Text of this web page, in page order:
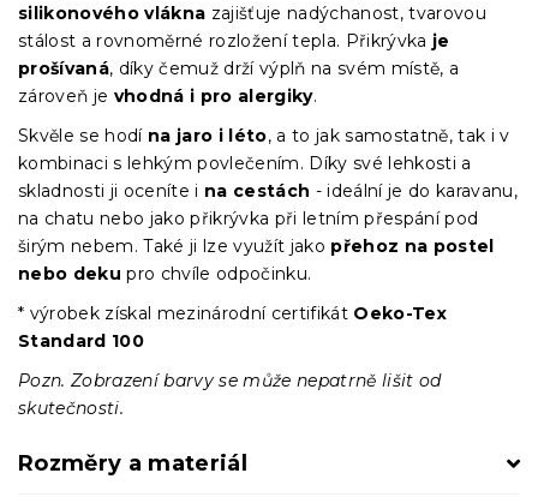
silikonového vlákna zajišťuje nadýchanost, tvarovou
stálost a rovnoměrné rozložení tepla. Přikrývka je
prošívaná, díky čemuž drží výplň na svém místě, a
zároveň je vhodná i pro alergiky.
Skvěle se hodí na jaro i léto, a to jak samostatně, tak i v
kombinaci s lehkým povlečením. Díky své lehkosti a
skladnosti ji oceníte i na cestách - ideální je do karavanu,
na chatu nebo jako přikrývka při letním přespání pod
širým nebem. Také ji lze využít jako přehoz na postel
nebo deku pro chvíle odpočinku.
* výrobek získal mezinárodní certifikát Oeko-Tex
Standard 100
Pozn. Zobrazení barvy se může nepatrně lišit od
skutečnosti.
Rozměry a materiál